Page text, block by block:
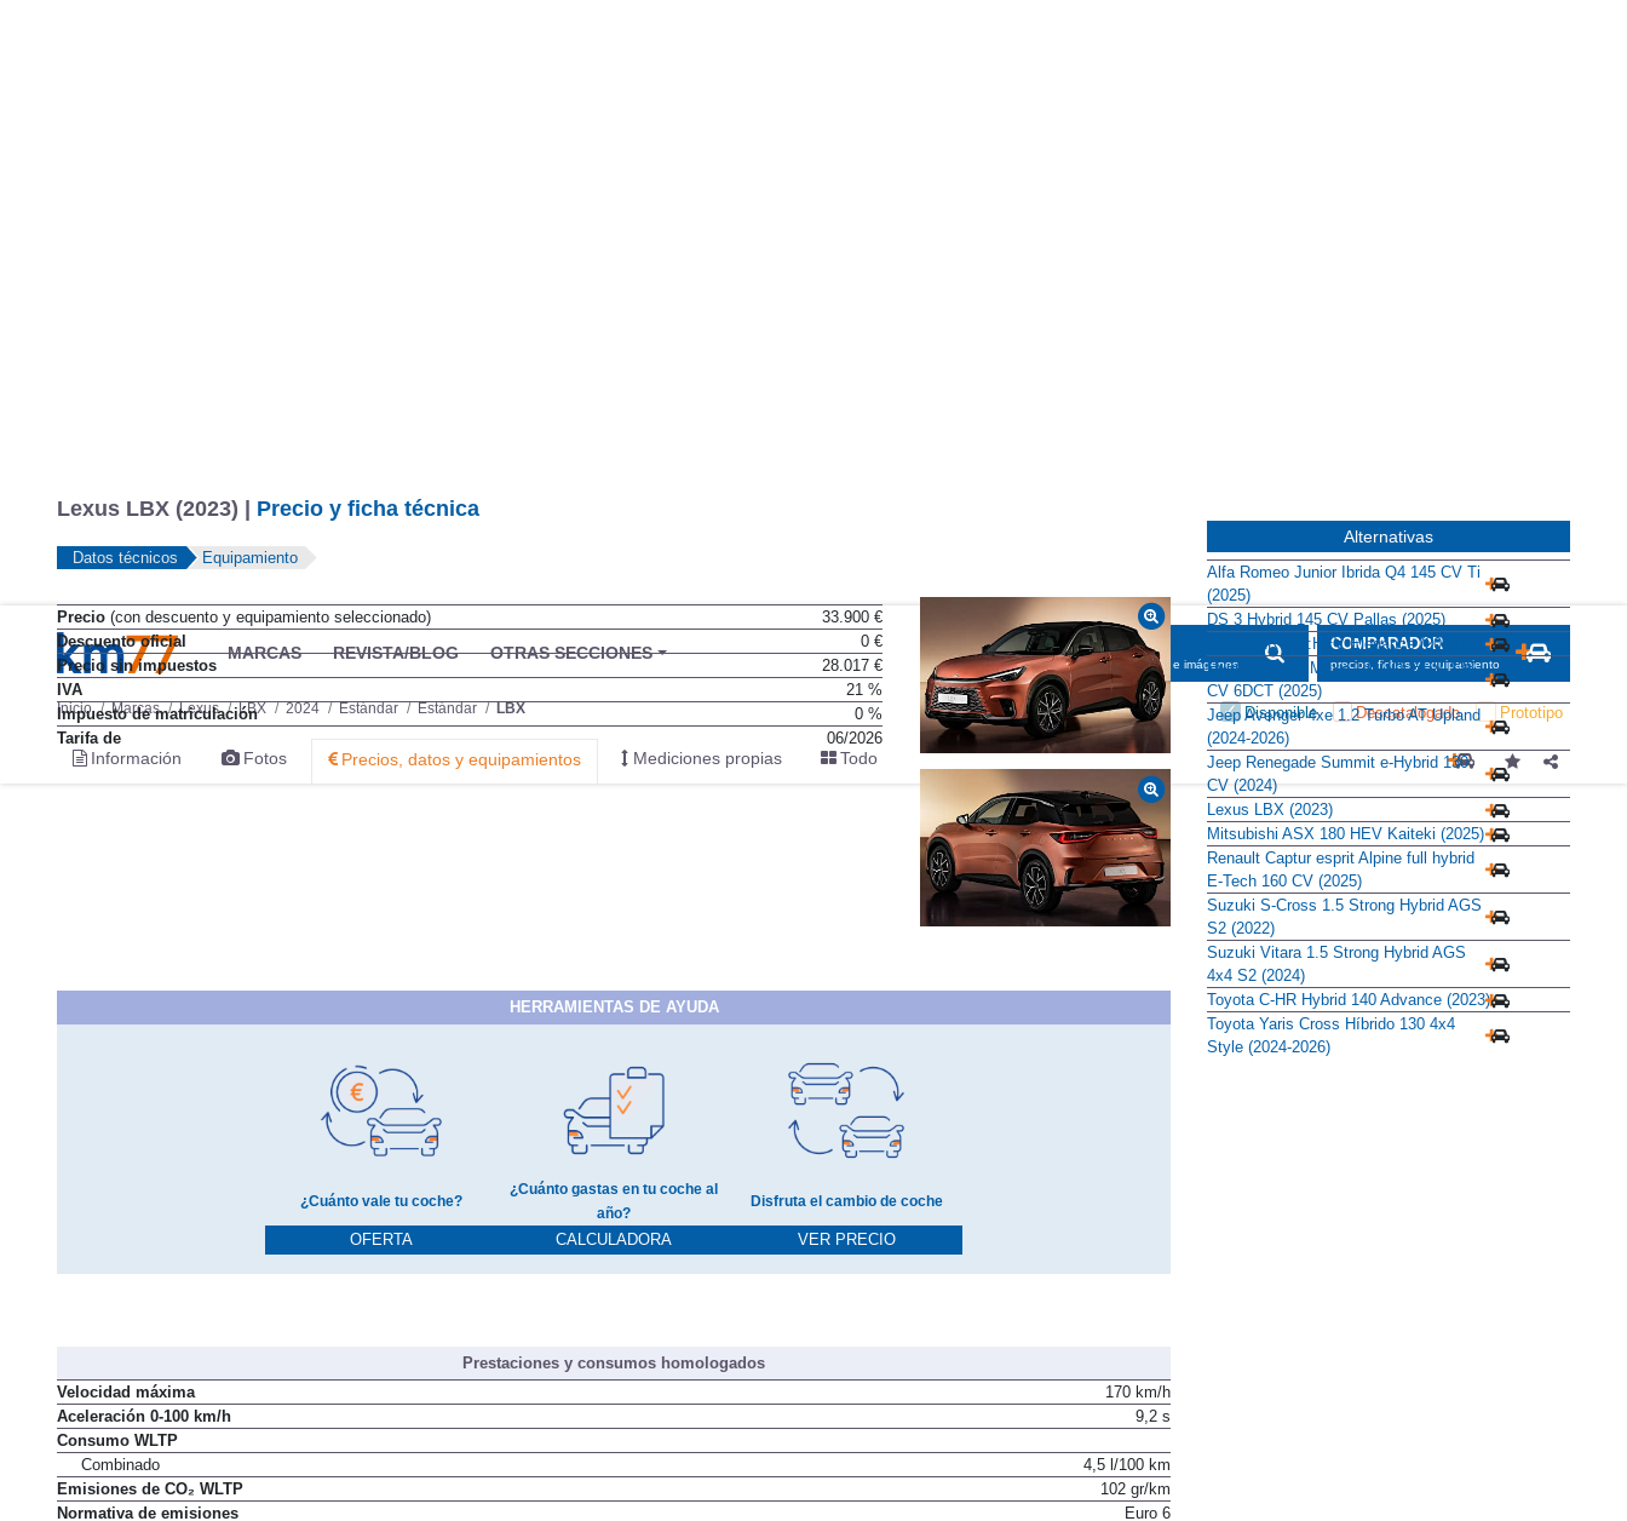
MARCAS REVISTA/BLOG OTRAS SECCIONES BUSCADOR
informaciones, fichas e imágenes
COMPARADOR
precios, fichas y equipamiento
Inicio Marcas Lexus LBX 2024 Estándar Estándar LBX Disponible Prototipo
Lexus LBX (2023) | Precio y ficha técnica
Precio(con descuento y equipamiento seleccionado)
33.900 €
Descuento oficial
0 €
Precio sin impuestos
28.017 €
IVA
21 %
Impuesto de matriculación
0 %
Tarifa de
06/2026
HERRAMIENTAS DE AYUDA
OFERTA
¿Cuánto gastas en tu coche al
año?
CALCULADORA VER PRECIO
Prestaciones y consumos homologados
Velocidad máxima
170 km/h
Aceleración 0-100 km/h
Consumo WLTP
Combinado
4,5 l/100 km
Emisiones de CO₂ WLTP
102 gr/km
Alternativas
Alfa Romeo Junior Ibrida Q4 145 CV Ti
(2025)
DS 3 Hybrid 145 CV Pallas (2025)
Honda HR-V e:HEV Elegance (2025)
Hyundai Kona Maxx 1.6 GDi HEV 138
CV 6DCT (2025)
Jeep Avenger 4xe 1.2 Turbo AT Upland
(2024-2026)
Jeep Renegade Summit e-Hybrid 130
CV (2024)
Lexus LBX (2023)
Mitsubishi ASX 180 HEV Kaiteki (2025)
Renault Captur esprit Alpine full hybrid
E-Tech 160 CV (2025)
Suzuki S-Cross 1.5 Strong Hybrid AGS
S2 (2022)
Suzuki Vitara 1.5 Strong Hybrid AGS
4x4 S2 (2024)
Toyota C-HR Hybrid 140 Advance (2023)
Toyota Yaris Cross Híbrido 130 4x4